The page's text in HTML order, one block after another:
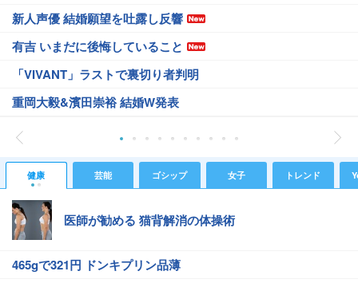
新人声優 結婚願望を吐露し反響
有吉 いまだに後悔していること
「VIVANT」ラストで裏切り者判明
重岡大毅&濱田崇裕 結婚W発表
健康 芸能 ゴシップ 女子 トレンド
医師が勧める 猫背解消の体操術
465gで321円 ドンキプリン品薄